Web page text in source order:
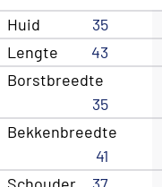
Huid
35
Lengte
43
Borstbreedte
35
Bekkenbreedte
41
Schouder
37